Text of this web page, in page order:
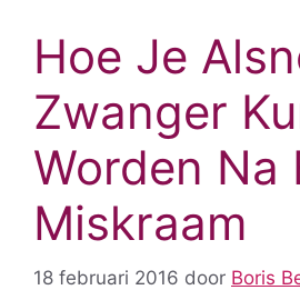
Hoe Je
Zwanger
Worden Na
Miskraam
18 februari 2016 door Boris